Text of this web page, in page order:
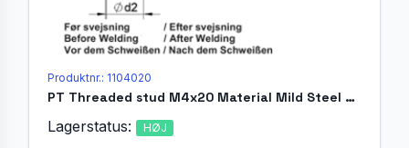
Produktnr.: 1104020
PT Threaded stud M4x20 Material Mild Steel 4.8 acc. EN ISO 13918
Lagerstatus: HØJ